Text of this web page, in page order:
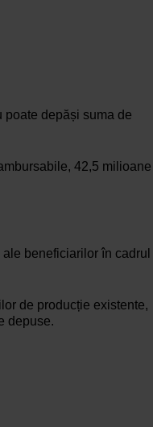
poate depăși suma de
42,5 milioane
beneficiarilor în cadrul
de producție existente,
depuse.